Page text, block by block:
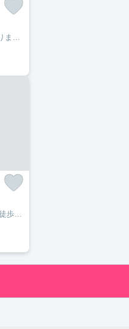
徒歩11分の場所に合川小学校があります。部外者の侵入を抑止するオートロック機能で、女性でも安心して暮らすことができます。初期費用のカード決済ができます。駐車場がご利用いただける物件です。久留米市や久大本線久留米大学前付近での新生活をご検討するなら、当社でお部屋探しをしてください。まずはお問い合わせからお待ちしております。
セブン-イレブン久留米朝妻店まで徒歩2分と近場にコンビニがあるのもポイント。お手入れしやすいように工夫されているので綺麗な状態を保ちやすい洗面化粧台が付いています。マンションタイプのお部屋です。住まい探しの際には、実際に住んでみた時のことを想像しながら進めていくことが大事です。より良い住まいをご提供致します。